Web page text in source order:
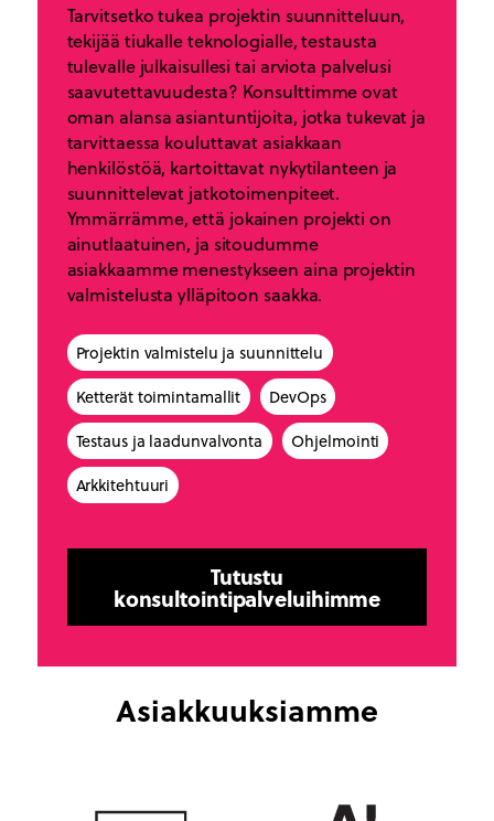
Tarvitsetko tukea projektin suunnitteluun,
tekijää tiukalle teknologialle, testausta
tulevalle julkaisullesi tai arviota palvelusi
saavutettavuudesta? Konsulttimme ovat
oman alansa asiantuntijoita, jotka tukevat ja
tarvittaessa kouluttavat asiakkaan
henkilöstöä, kartoittavat nykytilanteen ja
suunnittelevat jatkotoimenpiteet.
Ymmärrämme, että jokainen projekti on
ainutlaatuinen, ja sitoudumme
asiakkaamme menestykseen aina projektin
valmistelusta ylläpitoon saakka.
Projektin valmistelu ja suunnittelu
Ketterät toimintamallit
DevOps
Testaus ja laadunvalvonta
Ohjelmointi
Arkkitehtuuri
Tutustu
konsultointipalveluihimme
Asiakkuuksiamme